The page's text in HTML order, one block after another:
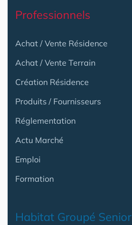
Professionnels
Achat / Vente Résidence
Achat / Vente Terrain
Création Résidence
Produits / Fournisseurs
Réglementation
Actu Marché
Emploi
Formation
Habitat Groupé Senior